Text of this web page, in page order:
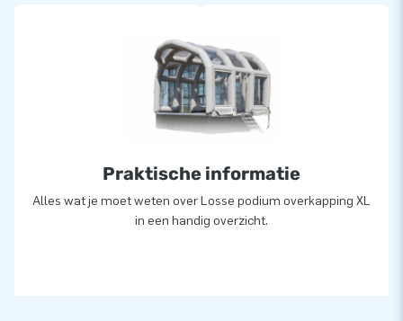
Praktische informatie
Alles wat je moet weten over Losse podium overkapping XL
in een handig overzicht.